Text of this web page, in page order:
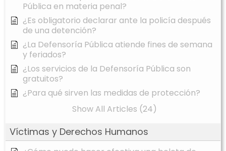
Pública en materia penal?
¿Es obligatorio declarar ante la policía después
de una detención?
¿La Defensoría Pública atiende fines de semana
y feriados?
¿Los servicios de la Defensoría Pública son
gratuitos?
¿Para qué sirven las medidas de protección?
Show All Articles (24)
Víctimas y Derechos Humanos